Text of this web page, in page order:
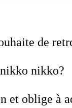
de
nikko?
et oblige à